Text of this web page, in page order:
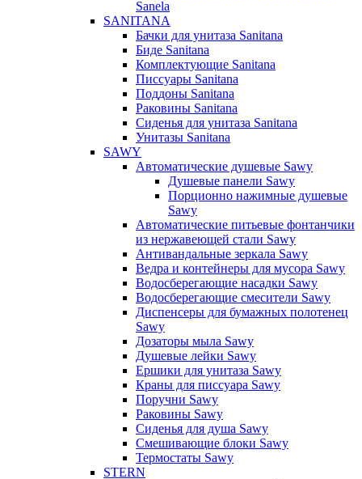
Sanela
SANITANA
Бачки для унитаза Sanitana
Биде Sanitana
Комплектующие Sanitana
Писсуары Sanitana
Поддоны Sanitana
Раковины Sanitana
Сиденья для унитаза Sanitana
Унитазы Sanitana
SAWY
Автоматические душевые Sawy
Душевые панели Sawy
Порционно нажимные душевые
Sawy
Автоматические питьевые фонтанчики
из нержавеющей стали Sawy
Антивандальные зеркала Sawy
Ведра и контейнеры для мусора Sawy
Водосберегающие насадки Sawy
Водосберегающие смесители Sawy
Диспенсеры для бумажных полотенец
Sawy
Дозаторы мыла Sawy
Душевые лейки Sawy
Ершики для унитаза Sawy
Краны для писсуара Sawy
Поручни Sawy
Раковины Sawy
Сиденья для душа Sawy
Смешивающие блоки Sawy
Термостаты Sawy
STERN